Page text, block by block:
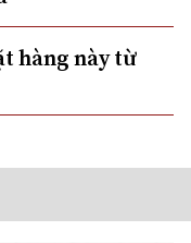
hàng này từ